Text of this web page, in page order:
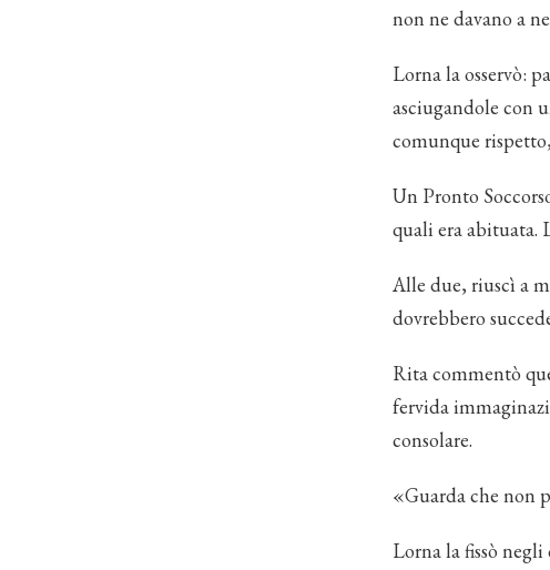
non ne davano a
Lorna la osservò:
asciugandole con
comunque
Un Pronto
quali era abituata.
Alle due, riuscì a
dovrebbero
Rita commentò
fervida
consolare.
«Guarda che non
Lorna la fissò